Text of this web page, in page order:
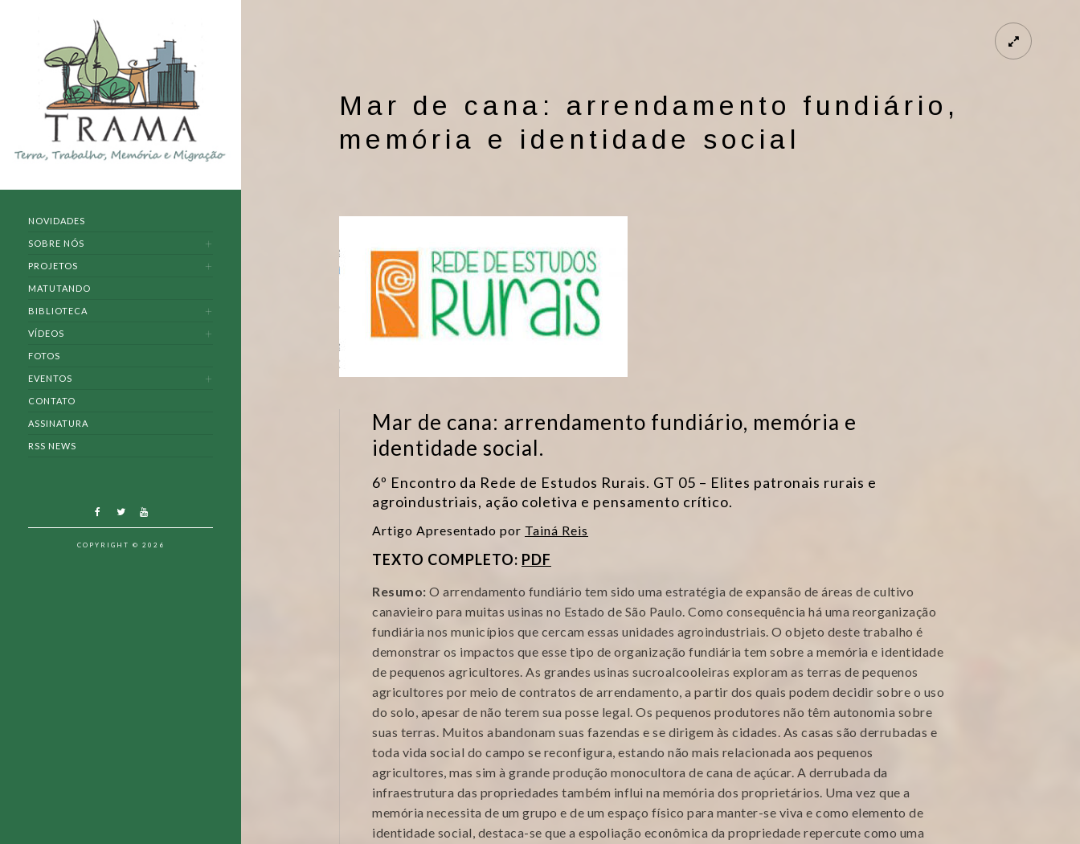
NOVIDADES
SOBRE NÓS
PROJETOS
MATUTANDO
BIBLIOTECA
VÍDEOS
FOTOS
EVENTOS
CONTATO
ASSINATURA
RSS NEWS
COPYRIGHT © 2026
Mar de cana: arrendamento fundiário,
memória e identidade social
Mar de cana: arrendamento fundiário, memória e
identidade social.
6º Encontro da Rede de Estudos Rurais. GT 05 – Elites patronais rurais e
agroindustriais, ação coletiva e pensamento crítico.
Artigo Apresentado por Tainá Reis
TEXTO COMPLETO: PDF
Resumo: O arrendamento fundiário tem sido uma estratégia de expansão de áreas de cultivo
canavieiro para muitas usinas no Estado de São Paulo. Como consequência há uma reorganização
fundiária nos municípios que cercam essas unidades agroindustriais. O objeto deste trabalho é
demonstrar os impactos que esse tipo de organização fundiária tem sobre a memória e identidade
de pequenos agricultores. As grandes usinas sucroalcooleiras exploram as terras de pequenos
agricultores por meio de contratos de arrendamento, a partir dos quais podem decidir sobre o uso
do solo, apesar de não terem sua posse legal. Os pequenos produtores não têm autonomia sobre
suas terras. Muitos abandonam suas fazendas e se dirigem às cidades. As casas são derrubadas e
toda vida social do campo se reconfigura, estando não mais relacionada aos pequenos
agricultores, mas sim à grande produção monocultora de cana de açúcar. A derrubada da
infraestrutura das propriedades também influi na memória dos proprietários. Uma vez que a
memória necessita de um grupo e de um espaço físico para manter-se viva e como elemento de
identidade social, destaca-se que a espoliação econômica da propriedade repercute como uma